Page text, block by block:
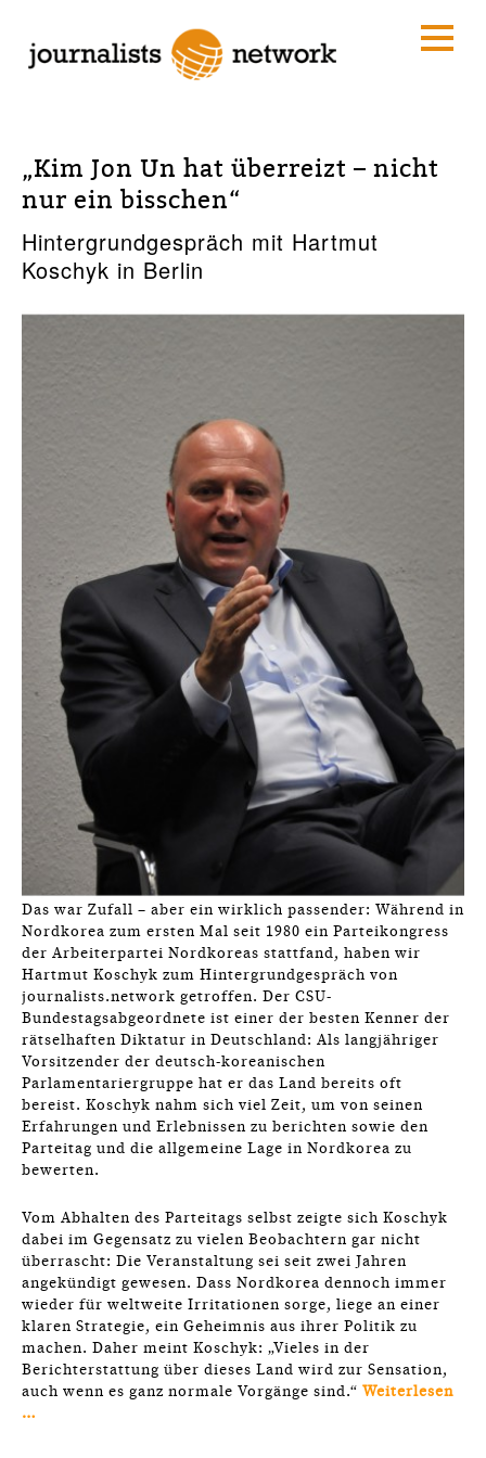
„Kim Jon Un hat überreizt – nicht
nur ein bisschen“
Hintergrundgespräch mit Hartmut
Koschyk in Berlin
Das war Zufall – aber ein wirklich passender: Während in
Nordkorea zum ersten Mal seit 1980 ein Parteikongress
der Arbeiterpartei Nordkoreas stattfand, haben wir
Hartmut Koschyk zum Hintergrundgespräch von
journalists.network getroffen. Der CSU-
Bundestagsabgeordnete ist einer der besten Kenner der
rätselhaften Diktatur in Deutschland: Als langjähriger
Vorsitzender der deutsch-koreanischen
Parlamentariergruppe hat er das Land bereits oft
bereist. Koschyk nahm sich viel Zeit, um von seinen
Erfahrungen und Erlebnissen zu berichten sowie den
Parteitag und die allgemeine Lage in Nordkorea zu
bewerten.
Vom Abhalten des Parteitags selbst zeigte sich Koschyk
dabei im Gegensatz zu vielen Beobachtern gar nicht
überrascht: Die Veranstaltung sei seit zwei Jahren
angekündigt gewesen. Dass Nordkorea dennoch immer
wieder für weltweite Irritationen sorge, liege an einer
klaren Strategie, ein Geheimnis aus ihrer Politik zu
machen. Daher meint Koschyk: „Vieles in der
Berichterstattung über dieses Land wird zur Sensation,
auch wenn es ganz normale Vorgänge sind.“ Weiterlesen
…